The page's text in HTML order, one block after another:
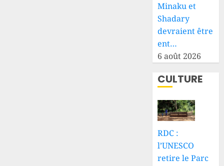
Minaku et
Shadary
devraient être
ent…
6 août 2026
CULTURE
RDC :
l’UNESCO
retire le Parc